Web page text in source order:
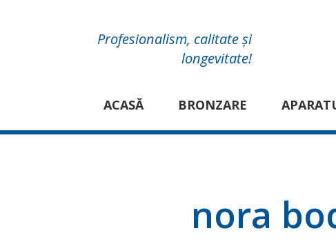
Profesionalism, calitate și
longevitate!
ACASĂ BRONZARE
nora